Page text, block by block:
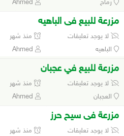
رماح
مزرعة للبيع فى الباهيه
لا يوجد تعليقات
منذ شهر
الباهيه
مزرعة للبيع في عجبان
لا يوجد تعليقات
منذ شهر
العجبان
مزرعة فى سيح حرز
لا يوجد تعليقات
منذ شهر